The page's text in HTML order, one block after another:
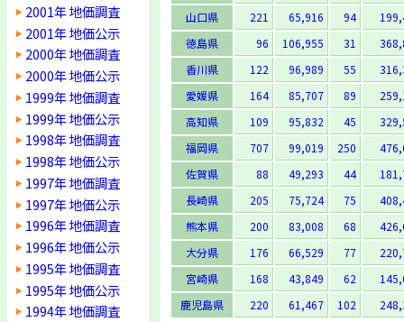
山口県
221 65,916 94
徳島県
96 106,955 31
香川県
122 96,989 55
愛媛県
164 85,707 89
高知県
109 95,832 45
福岡県
707 99,019 250
佐賀県
88 49,293 44
長崎県
205 75,724 75
熊本県
200 83,008 68
大分県
176 66,529 77
宮崎県
168 43,849 62
鹿児島県
220 61,467 102
2001年 地価調査
2001年 地価公示
2000年 地価調査
2000年 地価公示
1999年 地価調査
1999年 地価公示
1998年 地価調査
1998年 地価公示
1997年 地価調査
1997年 地価公示
1996年 地価調査
1996年 地価公示
1995年 地価調査
1995年 地価公示
1994年 地価調査